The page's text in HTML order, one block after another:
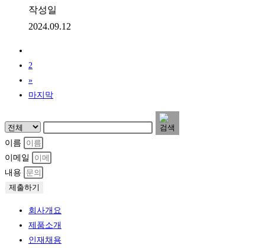
작성일
2024.09.12
2
»
마지막
이름
이메일
내용
제출하기
회사개요
제품소개
인재채용